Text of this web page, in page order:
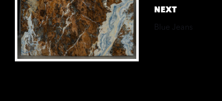
NEXT
Blue Jeans